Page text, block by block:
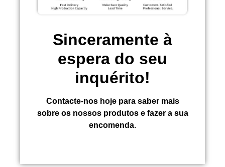
Sinceramente à
espera do seu
inquérito!
Contacte-nos hoje para saber mais
sobre os nossos produtos e fazer a sua
encomenda.